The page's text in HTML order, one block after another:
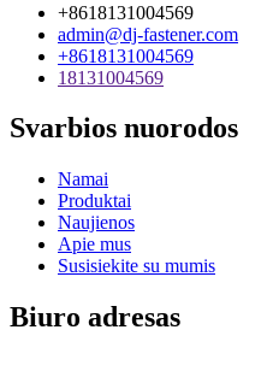
+8618131004569
admin@dj-fastener.com
+8618131004569
18131004569
Svarbios nuorodos
Namai
Produktai
Naujienos
Apie mus
Susisiekite su mumis
Biuro adresas